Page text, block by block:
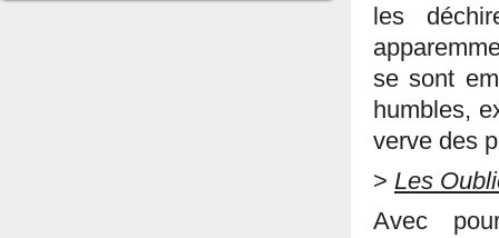
les
se sont
humbles,
verve des
> Les
Avec